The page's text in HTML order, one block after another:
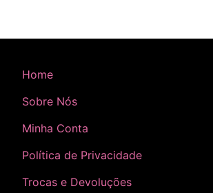
Home
Sobre Nós
Minha Conta
Política de Privacidade
Trocas e Devoluções